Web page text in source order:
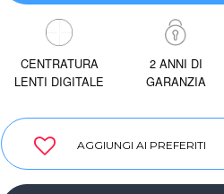
CENTRATURA
LENTI DIGITALE
2 ANNI DI
GARANZIA
AGGIUNGI AI PREFERITI